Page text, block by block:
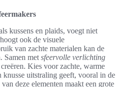
kussens en plaids, voegt niet
ook de visuele
van zachte materialen kan de
Samen met sfeervolle verlichting
Kies voor zachte, warme
uitstraling geeft, vooral in de
deze elementen maakt een grote